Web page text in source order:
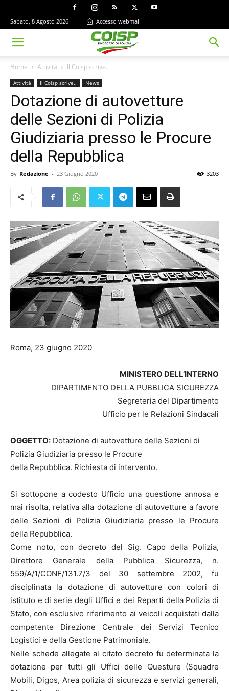
Sabato, 8 Agosto 2026 Accesso webmail
Home Attività Il Coisp scrive..
Attività Il Coisp scrive.. News
Dotazione di autovetture
delle Sezioni di Polizia
Giudiziaria presso le Procure
della Repubblica
By Redazione - 23 Giugno 2020 3203
Roma, 23 giugno 2020
MINISTERO DELL’INTERNO
DIPARTIMENTO DELLA PUBBLICA SICUREZZA
Segreteria del Dipartimento
Ufficio per le Relazioni Sindacali
OGGETTO: Dotazione di autovetture delle Sezioni di
Polizia Giudiziaria presso le Procure
della Repubblica. Richiesta di intervento.
Si sottopone a codesto Ufficio una questione annosa e
mai risolta, relativa alla dotazione di autovetture a favore
delle Sezioni di Polizia Giudiziaria presso le Procure
della Repubblica.
Come noto, con decreto del Sig. Capo della Polizia,
Direttore Generale della Pubblica Sicurezza, n.
559/A/1/CONF/131.7/3 del 30 settembre 2002, fu
disciplinata la dotazione di autovetture con colori di
istituto e di serie degli Uffici e dei Reparti della Polizia di
Stato, con esclusivo riferimento ai veicoli acquistati dalla
competente Direzione Centrale dei Servizi Tecnico
Logistici e della Gestione Patrimoniale.
Nelle schede allegate al citato decreto fu determinata la
dotazione per tutti gli Uffici delle Questure (Squadre
Mobili, Digos, Area polizia di sicurezza e servizi generali,